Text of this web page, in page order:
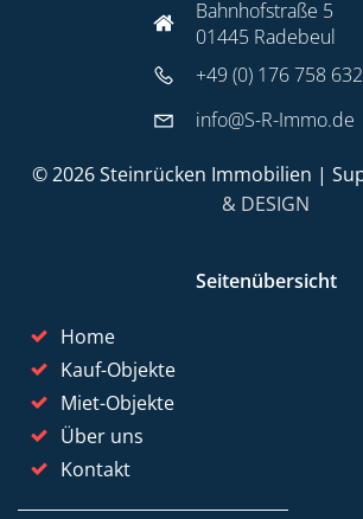
Bahnhofstraße 5
01445 Radebeul
+49 (0) 176 758
info@S-R-Immo.de
© 2026 Steinrücken Immobilien |
& DESIGN
Seitenübersicht
Home
Kauf-Objekte
Miet-Objekte
Über uns
Kontakt